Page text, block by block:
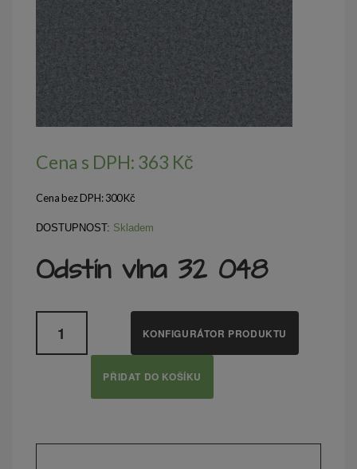
Cena s DPH: 363 Kč
Cena bez DPH:300Kč
DOSTUPNOST: Skladem
Odstín vlna 32 048
KONFIGURÁTOR PRODUKTU
PŘIDAT DO KOŠÍKU